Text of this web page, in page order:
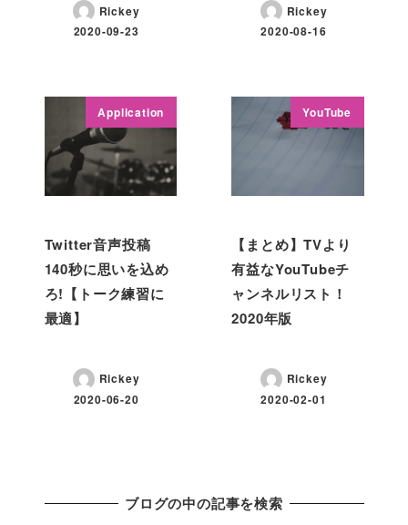
Rickey
2020-09-23
Rickey
2020-08-16
Application
Twitter音声投稿
140秒に思いを込め
ろ!【トーク練習に
最適】
Rickey
2020-06-20
YouTube
【まとめ】TVより
有益なYouTubeチ
ャンネルリスト！
2020年版
Rickey
2020-02-01
ブログの中の記事を検索